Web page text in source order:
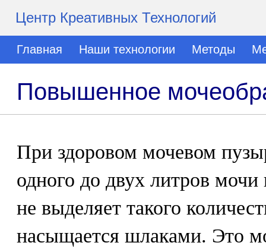
Центр Креативных Технологий
Главная Наши технологии Методы
Повышенное
При здоровом мочевом
одного до двух литров
не выделяет такого
насыщается шлаками. Это